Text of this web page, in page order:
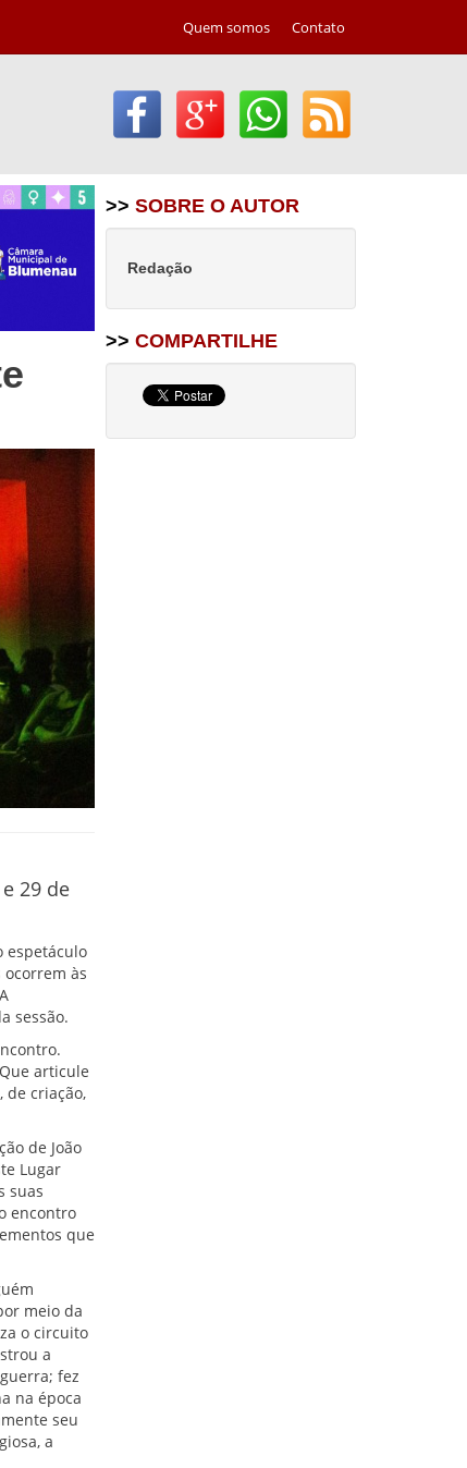
Quem somos Contato
29 de
espetáculo
ocorrem às
sessão.
articule
de criação,
de João
Lugar
suas
encontro
que
meio da
o circuito
a
fez
na época
seu
a
>> SOBRE O AUTOR
Redação
>> COMPARTILHE